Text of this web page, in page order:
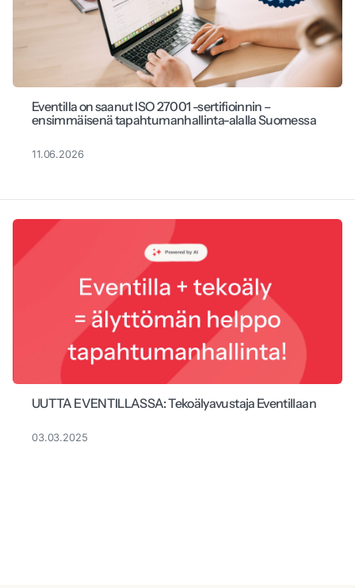
Eventilla on saanut ISO 27001 -sertifioinnin –
ensimmäisenä tapahtumanhallinta-alalla Suomessa
11.06.2026
UUTTA EVENTILLASSA: Tekoälyavustaja Eventillaan
03.03.2025